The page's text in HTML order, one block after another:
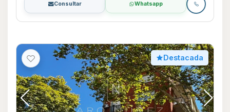
Consultar Whatsapp
Destacada